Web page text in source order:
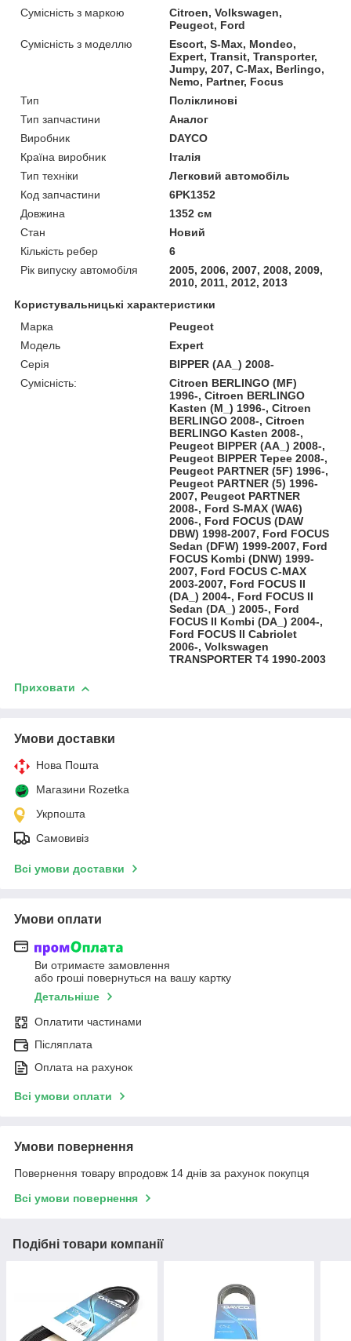
Сумісність з маркою
Citroen, Volkswagen,
Peugeot, Ford
Сумісність з моделлю
Escort, S-Max, Mondeo,
Expert, Transit, Transporter,
Jumpy, 207, C-Max, Berlingo,
Nemo, Partner, Focus
Тип
Поліклинові
Тип запчастини
Аналог
Виробник
DAYCO
Країна виробник
Італія
Тип техніки
Легковий автомобіль
Код запчастини
6PK1352
Довжина
1352 см
Стан
Новий
Кількість ребер
6
Рік випуску автомобіля
2005, 2006, 2007, 2008, 2009,
2010, 2011, 2012, 2013
Користувальницькі характеристики
Марка
Peugeot
Модель
Expert
Серія
BIPPER (AA_) 2008-
Сумісність:
Citroen BERLINGO (MF)
1996-, Citroen BERLINGO
Kasten (M_) 1996-, Citroen
BERLINGO 2008-, Citroen
BERLINGO Kasten 2008-,
Peugeot BIPPER (AA_) 2008-,
Peugeot BIPPER Tepee 2008-,
Peugeot PARTNER (5F) 1996-,
Peugeot PARTNER (5) 1996-
2007, Peugeot PARTNER
2008-, Ford S-MAX (WA6)
2006-, Ford FOCUS (DAW
DBW) 1998-2007, Ford FOCUS
Sedan (DFW) 1999-2007, Ford
FOCUS Kombi (DNW) 1999-
2007, Ford FOCUS C-MAX
2003-2007, Ford FOCUS II
(DA_) 2004-, Ford FOCUS II
Sedan (DA_) 2005-, Ford
FOCUS II Kombi (DA_) 2004-,
Ford FOCUS II Cabriolet
2006-, Volkswagen
TRANSPORTER T4 1990-2003
Приховати
Умови доставки
Нова Пошта
Магазини Rozetka
Укрпошта
Самовивіз
Всі умови доставки
Умови оплати
Ви отримаєте замовлення
або гроші повернуться на вашу картку
Детальніше
Оплатити частинами
Післяплата
Оплата на рахунок
Всі умови оплати
Умови повернення
Повернення товару впродовж 14 днів за рахунок покупця
Всі умови повернення
Подібні товари компанії